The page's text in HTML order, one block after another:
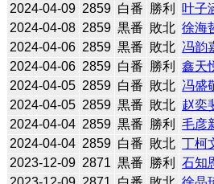
2024-04-09 2859 白番 勝利 叶子
2024-04-08 2859 黒番 敗北 徐海
2024-04-06 2859 黒番 敗北 冯韵
2024-04-06 2859 白番 勝利 鑫天
2024-04-05 2859 白番 敗北 冯盛
2024-04-05 2859 黒番 敗北 赵奕
2024-04-04 2859 黒番 勝利 毛彦
2024-04-04 2859 白番 敗北 丁柯
2023-12-09 2871 黒番 勝利 石知